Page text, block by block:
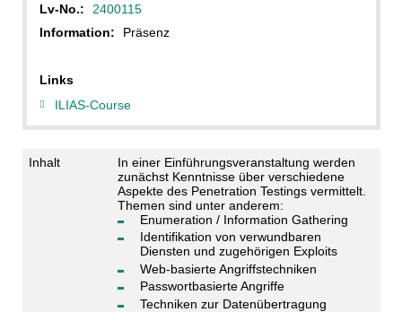
Lv-No.:
2400115
Information:
Präsenz
Links
ILIAS-Course
Inhalt
In einer Einführungsveranstaltung werden
zunächst Kenntnisse über verschiedene
Aspekte des Penetration Testings vermittelt.
Themen sind unter anderem:
Enumeration / Information Gathering
Identifikation von verwundbaren
Diensten und zugehörigen Exploits
Web-basierte Angriffstechniken
Passwortbasierte Angriffe
Techniken zur Datenübertragung